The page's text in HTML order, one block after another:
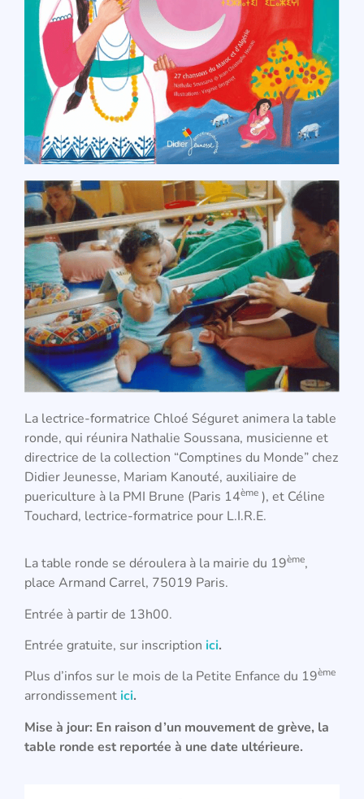
La lectrice-formatrice Chloé Séguret animera la table
ronde, qui réunira Nathalie Soussana, musicienne et
directrice de la collection “Comptines du Monde” chez
Didier Jeunesse, Mariam Kanouté, auxiliaire de
puericulture à la PMI Brune (Paris 14ème ), et Céline
Touchard, lectrice-formatrice pour L.I.R.E.
La table ronde se déroulera à la mairie du 19ème,
place Armand Carrel, 75019 Paris.
Entrée à partir de 13h00.
Entrée gratuite, sur inscription ici.
Plus d’infos sur le mois de la Petite Enfance du 19ème
arrondissement ici.
Mise à jour: En raison d’un mouvement de grève, la
table ronde est reportée à une date ultérieure.